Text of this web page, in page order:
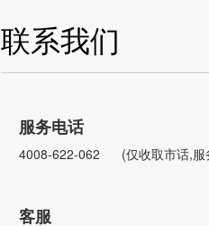
联系我们
服务电话
4008-622-062 (仅收取市话,服
客服